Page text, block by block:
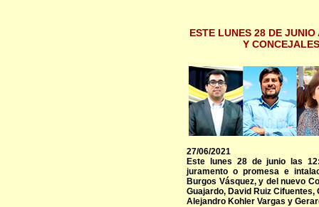
ESTE LUNES 28 DE
Y
27/06/2021
Este lunes 28 de junio las
juramento o promesa e
Burgos Vásquez, y del nuevo
Guajardo, David Ruiz
Alejandro Kohler Vargas y